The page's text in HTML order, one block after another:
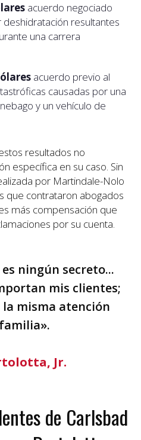
acuerdo negociado
resultantes
una carrera
acuerdo previo al
causadas por una
y un vehículo de
resultados no
específica en su caso. Sin
por Martindale-Nolo
que contrataron abogados
más compensación que
por su cuenta.
ningún secreto...
mis clientes;
la misma atención
Jr.
de Carlsbad